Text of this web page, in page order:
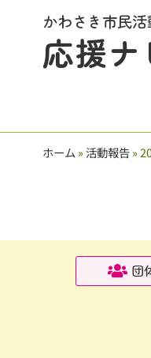
かわさき市民
応援ナ
ホーム»活動報告»
団